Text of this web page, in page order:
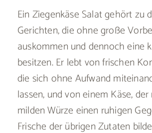
Ein Ziegenkäse Salat gehört zu
Gerichten, die ohne große
auskommen und dennoch eine
besitzen. Er lebt von frischen
die sich ohne Aufwand
lassen, und von einem Käse,
milden Würze einen ruhigen
Frische der übrigen Zutaten